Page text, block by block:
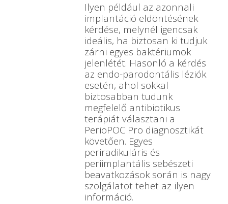
Ilyen például az azonnali
implantáció eldöntésének
kérdése, melynél igencsak
ideális, ha biztosan ki tudjuk
zárni egyes baktériumok
jelenlétét. Hasonló a kérdés
az endo-parodontális léziók
esetén, ahol sokkal
biztosabban tudunk
megfelelő antibiotikus
terápiát választani a
PerioPOC Pro diagnosztikát
követően. Egyes
periradikuláris és
periimplantális sebészeti
beavatkozások során is nagy
szolgálatot tehet az ilyen
információ.